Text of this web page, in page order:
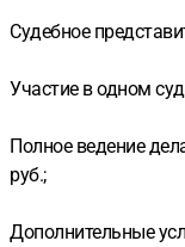
Судебное
Участие в одном
Полное ведение
руб.;
Дополнительные